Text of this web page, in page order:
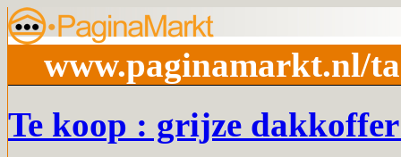
www.paginamarkt.nl/
Te koop : grijze